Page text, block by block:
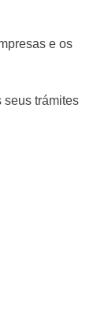
e os
seus trámites